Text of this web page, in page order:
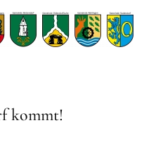
kommt!